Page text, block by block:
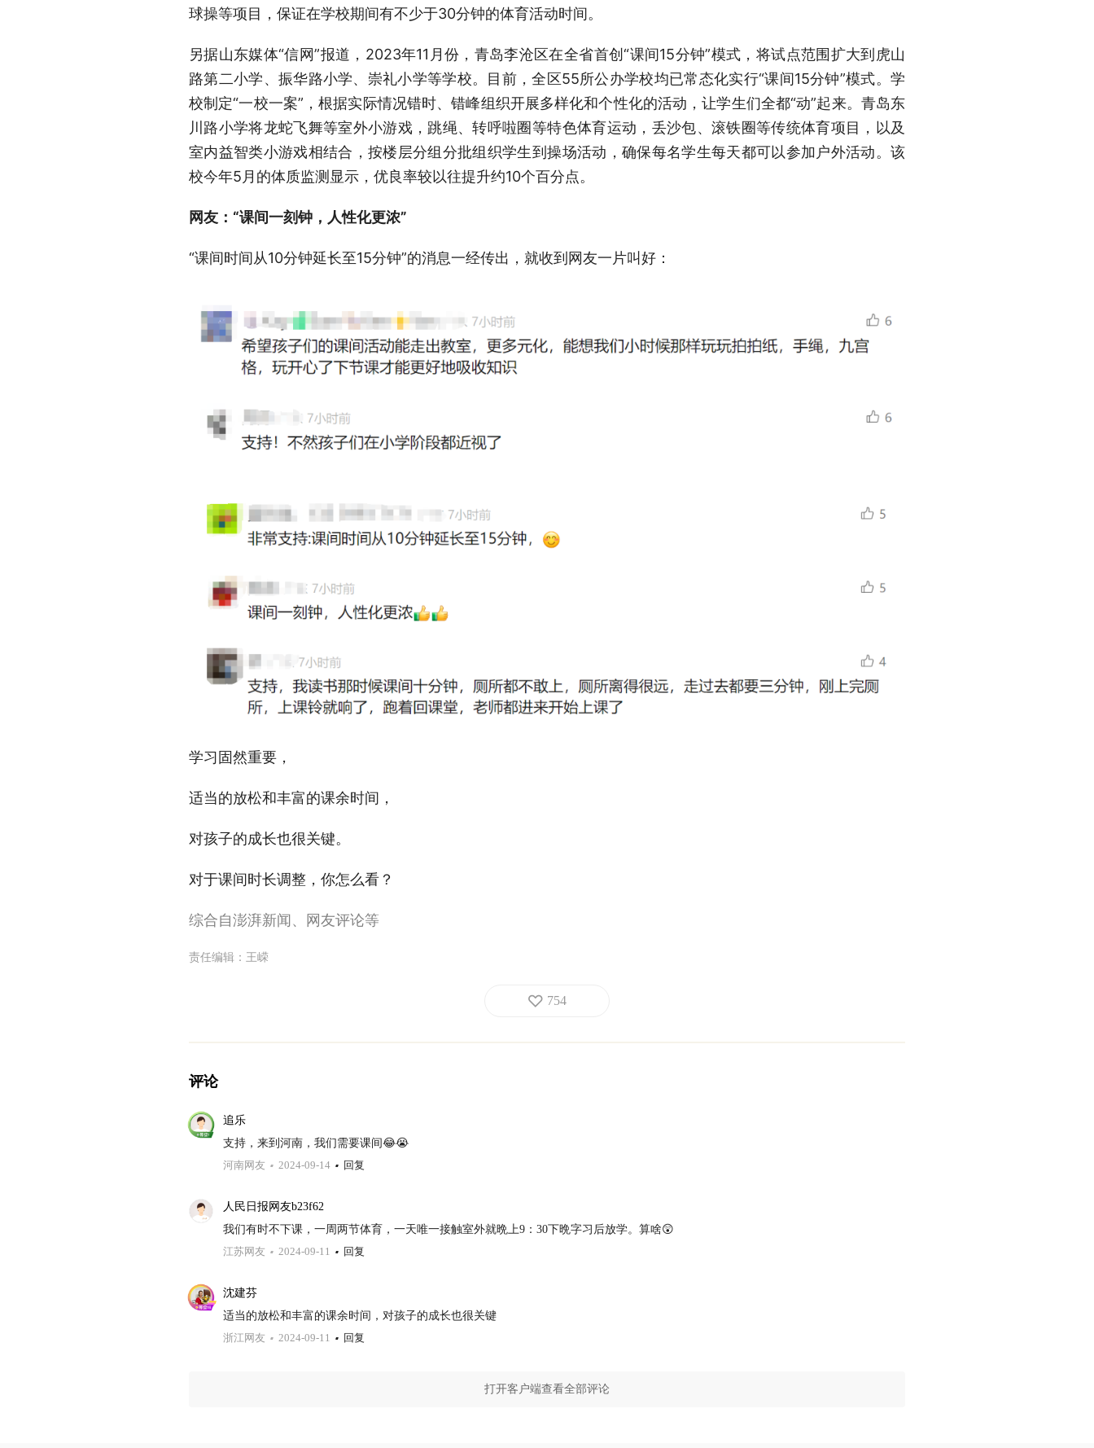
球操等项目，保证在学校期间有不少于30分钟的体育活动时间。
另据山东媒体“信网”报道，2023年11月份，青岛李沧区在全省首创“课间15分钟”模式，将试点范围扩大到虎山
路第二小学、振华路小学、崇礼小学等学校。目前，全区55所公办学校均已常态化实行“课间15分钟”模式。学
校制定“一校一案”，根据实际情况错时、错峰组织开展多样化和个性化的活动，让学生们全都“动”起来。青岛东
川路小学将龙蛇飞舞等室外小游戏，跳绳、转呼啦圈等特色体育运动，丢沙包、滚铁圈等传统体育项目，以及
室内益智类小游戏相结合，按楼层分组分批组织学生到操场活动，确保每名学生每天都可以参加户外活动。该
校今年5月的体质监测显示，优良率较以往提升约10个百分点。
网友：“课间一刻钟，人性化更浓”
“课间时间从10分钟延长至15分钟”的消息一经传出，就收到网友一片叫好：
学习固然重要，
适当的放松和丰富的课余时间，
对孩子的成长也很关键。
对于课间时长调整，你怎么看？
综合自澎湃新闻、网友评论等
责任编辑： 王嵘
754
评论
追乐
支持，来到河南，我们需要课间😂😭
河南网友
2024-09-14 回复
人民日报网友b23f62
我们有时不下课，一周两节体育，一天唯一接触室外就晩上9：30下晩字习后放学。算啥😲
江苏网友
2024-09-11 回复
沈建芬
适当的放松和丰富的课余时间，对孩子的成长也很关键
浙江网友
2024-09-11 回复
打开客户端查看全部评论